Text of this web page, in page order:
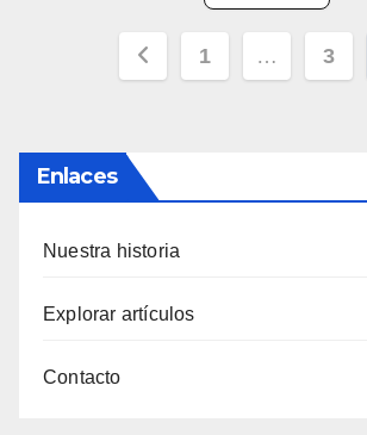
Posts
1 … 3
Enlaces
Nuestra historia
Explorar artículos
Contacto